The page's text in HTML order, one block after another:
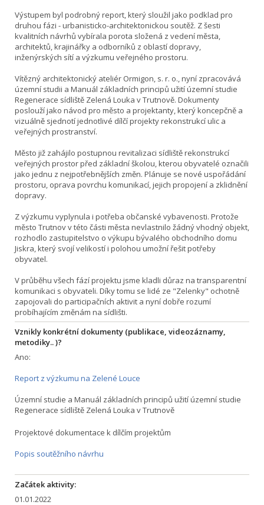
Výstupem byl podrobný report, který sloužil jako podklad pro
druhou fázi - urbanisticko-architektonickou soutěž. Z šesti
kvalitních návrhů vybírala porota složená z vedení města,
architektů, krajinářky a odborníků z oblastí dopravy,
inženýrských sítí a výzkumu veřejného prostoru.
Vítězný architektonický ateliér Ormigon, s. r. o., nyní zpracovává
územní studii a Manuál základních principů užití územní studie
Regenerace sídliště Zelená Louka v Trutnově. Dokumenty
poslouží jako návod pro město a projektanty, který koncepčně a
vizuálně sjednotí jednotlivé dílčí projekty rekonstrukcí ulic a
veřejných prostranství.
Město již zahájilo postupnou revitalizaci sídliště rekonstrukcí
veřejných prostor před základní školou, kterou obyvatelé označili
jako jednu z nejpotřebnějších změn. Plánuje se nové uspořádání
prostoru, oprava povrchu komunikací, jejich propojení a zklidnění
dopravy.
Z výzkumu vyplynula i potřeba občanské vybavenosti. Protože
město Trutnov v této části města nevlastnilo žádný vhodný objekt,
rozhodlo zastupitelstvo o výkupu bývalého obchodního domu
Jiskra, který svojí velikostí i polohou umožní řešit potřeby
obyvatel.
V průběhu všech fází projektu jsme kladli důraz na transparentní
komunikaci s obyvateli. Díky tomu se lidé ze "Zelenky" ochotně
zapojovali do participačních aktivit a nyní dobře rozumí
probíhajícím změnám na sídlišti.
Vznikly konkrétní dokumenty (publikace, videozáznamy,
metodiky.. )?
Ano:
Report z výzkumu na Zelené Louce
Územní studie a Manuál základních principů užití územní studie
Regenerace sídliště Zelená Louka v Trutnově
Projektové dokumentace k dílčím projektům
Popis soutěžního návrhu
Začátek aktivity:
01.01.2022